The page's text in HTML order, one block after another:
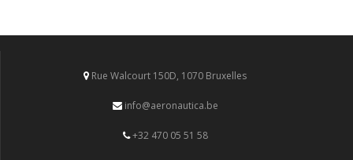
Rue Walcourt 150D, 1070 Bruxelles
info@aeronautica.be
+32 470 05 51 58